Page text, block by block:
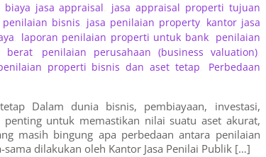
biaya jasa appraisal
jasa appraisal properti tujuan
penilaian bisnis jasa penilaian property, kantor jasa
laporan penilaian properti untuk bank
penilaian
berat, penilaian perusahaan (business valuation),
properti bisnis dan aset tetap
Perbedaan
Dalam dunia bisnis, pembiayaan, investasi,
untuk memastikan nilai suatu aset akurat,
masih bingung apa perbedaan antara penilaian
dilakukan oleh Kantor Jasa Penilai Publik […]